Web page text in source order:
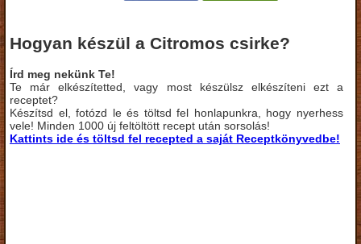
Hogyan készül a Citromos csirke?
Írd meg nekünk Te!
Te már elkészítetted, vagy most készülsz elkészíteni ezt a
receptet?
Készítsd el, fotózd le és töltsd fel honlapunkra, hogy nyerhess
vele! Minden 1000 új feltöltött recept után sorsolás!
Kattints ide és töltsd fel recepted a saját Receptkönyvedbe!